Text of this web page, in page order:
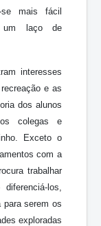
se mais fácil
um laço de
interesses
e as
dos alunos
os colegas e
Exceto o
com a
trabalhar
los,
para serem os
exploradas